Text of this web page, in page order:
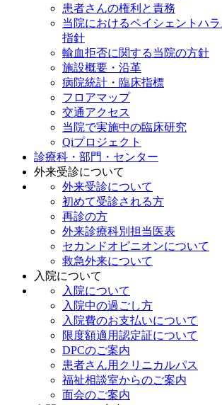
患者さんの権利と責務
当院におけるペイシェントハ
指針
輸血拒否に関する当院の方針
施設概要・沿革
病院統計・臨床指標
フロアマップ
交通アクセス
当院で実施中の臨床研究
Qiプロジェクト
診療科・部門・センター
外来受診について
外来受診について
初めて受診される方
再診の方
外来診療科別担当医表
セカンドオピニオンについて
救急外来について
入院について
入院について
入院中の過ごし方
入院費のお支払いについて
限度額適用認定証について
DPCのご案内
患者さん用クリニカルパス
福祉相談室からのご案内
面会のご案内